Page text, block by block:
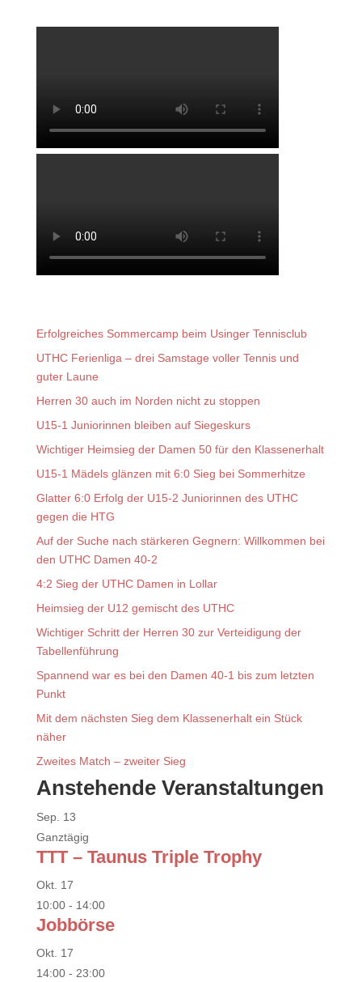
Erfolgreiches Sommercamp beim Usinger Tennisclub
UTHC Ferienliga – drei Samstage voller Tennis und
guter Laune
Herren 30 auch im Norden nicht zu stoppen
U15-1 Juniorinnen bleiben auf Siegeskurs
Wichtiger Heimsieg der Damen 50 für den Klassenerhalt
U15-1 Mädels glänzen mit 6:0 Sieg bei Sommerhitze
Glatter 6:0 Erfolg der U15-2 Juniorinnen des UTHC
gegen die HTG
Auf der Suche nach stärkeren Gegnern: Willkommen bei
den UTHC Damen 40-2
4:2 Sieg der UTHC Damen in Lollar
Heimsieg der U12 gemischt des UTHC
Wichtiger Schritt der Herren 30 zur Verteidigung der
Tabellenführung
Spannend war es bei den Damen 40-1 bis zum letzten
Punkt
Mit dem nächsten Sieg dem Klassenerhalt ein Stück
näher
Zweites Match – zweiter Sieg
Anstehende Veranstaltungen
Sep. 13
Ganztägig
TTT – Taunus Triple Trophy
Okt. 17
10:00- 14:00
Jobbörse
Okt. 17
14:00- 23:00